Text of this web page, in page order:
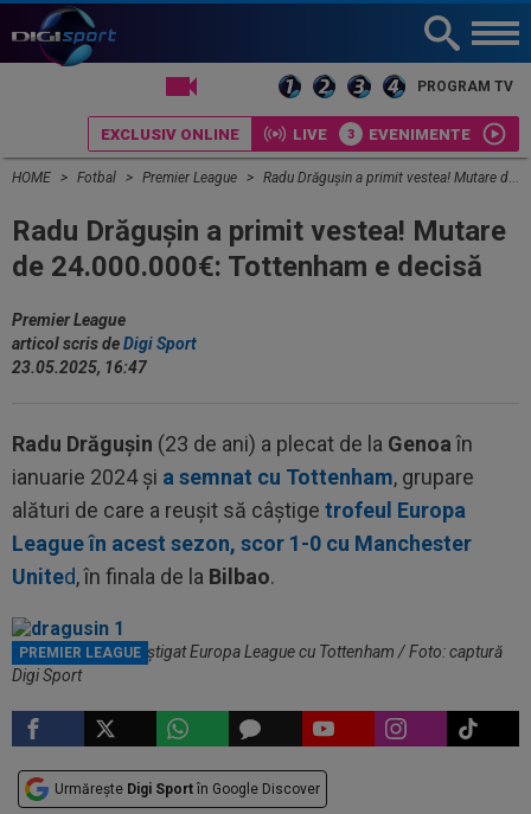
PROGRAM TV
EXCLUSIV ONLINE LIVE EVENIMENTE
HOME Fotbal Premier League Radu Drăgușin a primit vestea! Mutare de 24.000.000€: Tottenham e decisă
Radu Drăgușin a primit vestea! Mutare
de 24.000.000€: Tottenham e decisă
Premier League
articol scris deDigi Sport
23.05.2025, 16:47
Radu Drăgușin (23 de ani) a plecat de la Genoaîn
ianuarie 2024 și a semnat cu Tottenham, grupare
alături de care a reușit să câștige trofeul Europa
League în acest sezon, scor 1-0 cu Manchester
United, în finala de la Bilbao.
PREMIER LEAGUE
Radu Drăgușin a câștigat Europa League cu Tottenham / Foto: captură
Digi Sport
Urmărește Digi Sport în Google Discover